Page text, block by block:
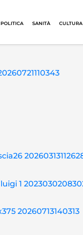
POLITICA SANITÀ CULTURA